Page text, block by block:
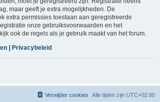
maar geeft je extra mogelijkheden. De
extra permissies toestaan aan geregistreerde
onze gebruiksvoorwaarden en het
ook de regels als je gebruik maakt van het forum.
| Privacybeleid
Alle tijden zijn UTC+02:00
Verwijder cookies